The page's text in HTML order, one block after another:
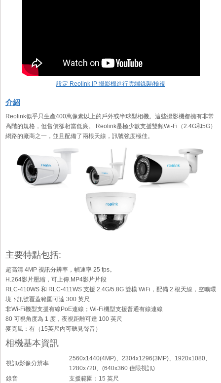
設定 Reolink IP 攝影機進行雲端錄製/檢視
介紹
Reolink似乎只生產400萬像素以上的戶外或半球型相機。這些攝影機都擁有非常
高階的規格，但售價卻相當低廉。 Reolink是極少數支援雙頻Wi-Fi（2.4G和5G）
網路的廠商之一，並且配備了兩根天線，訊號強度極佳。
主要特點包括:
超高清 4MP 視訊分辨率，幀速率 25 fps。
H.264影片壓縮，可上傳.MP4影片片段
RLC-410WS 和 RLC-411WS 支援 2.4G/5.8G 雙模 WiFi，配備 2 根天線，空曠環
境下訊號覆蓋範圍可達 300 英尺
非Wi-Fi機型支援有線PoE連線；Wi-Fi機型支援普通有線連線
80 可視角度為 1 度，夜視距離可達 100 英尺
麥克風：有（15英尺內可聽見聲音）
相機基本資訊
視訊/影像分辨率
2560x1440(4MP)、2304x1296(3MP)、1920x1080、
1280x720、(640x360 僅限視訊)
錄音
支援範圍：15 英尺